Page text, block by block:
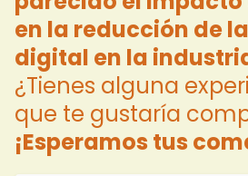
en la reducción de
digital en la
¿Tienes alguna
que te gustaría
¡Esperamos tus